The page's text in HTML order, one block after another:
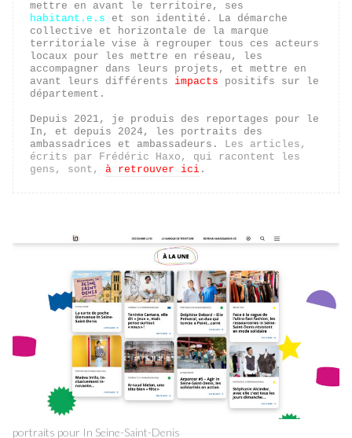
portraits pour In Seine-Saint-Denis
habitant.e.s et son identité. La démarche
collective et horizontale de la marque
territoriale vise à regrouper tous ces acteurs
locaux pour les mettre en réseau, les
accompagner dans leurs projets, et mettre en
avant leurs différents impacts positifs sur le
département.
Depuis 2021, je produis des reportages pour le
In, et depuis 2024, les portraits des
ambassadrices et ambassadeurs.
Les articles,
écrits par Frédéric Haxo, qui racontent les
gens, sont,
à retrouver ici.